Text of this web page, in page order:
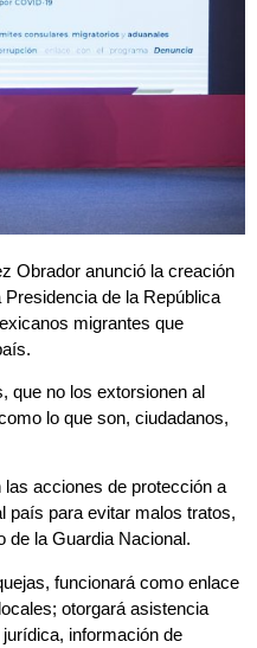
Obrador anunció la creación
de la República
migrantes que
que no los extorsionen al
lo que son, ciudadanos,
acciones de protección a
país para evitar malos tratos,
de la Guardia Nacional.
funcionará como enlace
otorgará asistencia
información de